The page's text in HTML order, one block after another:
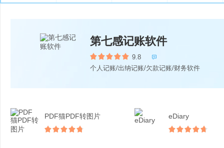
第七感记账软件
9.8 
个人记账/出纳记账/欠款记账/财务软件
PDF猫PDF转图片 eDiary